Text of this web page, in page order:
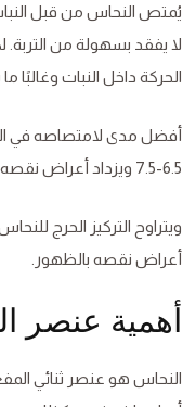
يُمتص النحاس من قبل
لا يفقد بسهولة من
الحركة داخل النبات وغالبًا
أفضل مدى لامتصاصه في
6.5-7.5 ويزداد أعراض نقصه في الأراضي القلوية.
أعراض نقصه بالظهور.
أهمية عنصر
النحاس هو عنصر ثنائي